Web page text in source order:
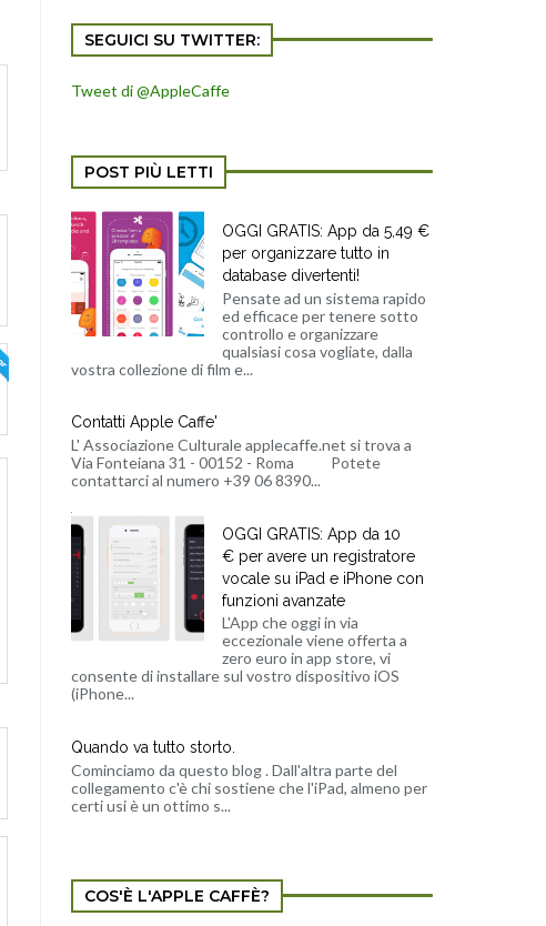
SEGUICI SU TWITTER:
Tweet di @AppleCaffe
POST PIÙ LETTI
OGGI GRATIS: App da 5,49 €
per organizzare tutto in
database divertenti!
Pensate ad un sistema rapido
ed efficace per tenere sotto
controllo e organizzare
qualsiasi cosa vogliate, dalla
vostra collezione di film e...
Contatti Apple Caffe'
L' Associazione Culturale applecaffe.net si trova a
Via Fonteiana 31 - 00152 - Roma Potete
contattarci al numero +39 06 8390...
OGGI GRATIS: App da 10
€ per avere un registratore
vocale su iPad e iPhone con
funzioni avanzate
L'App che oggi in via
eccezionale viene offerta a
zero euro in app store, vi
consente di installare sul vostro dispositivo iOS
(iPhone...
Quando va tutto storto.
Cominciamo da questo blog . Dall'altra parte del
collegamento c'è chi sostiene che l'iPad, almeno per
certi usi è un ottimo s...
COS'È L'APPLE CAFFÈ?